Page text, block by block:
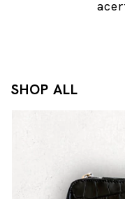
SHOP ALL